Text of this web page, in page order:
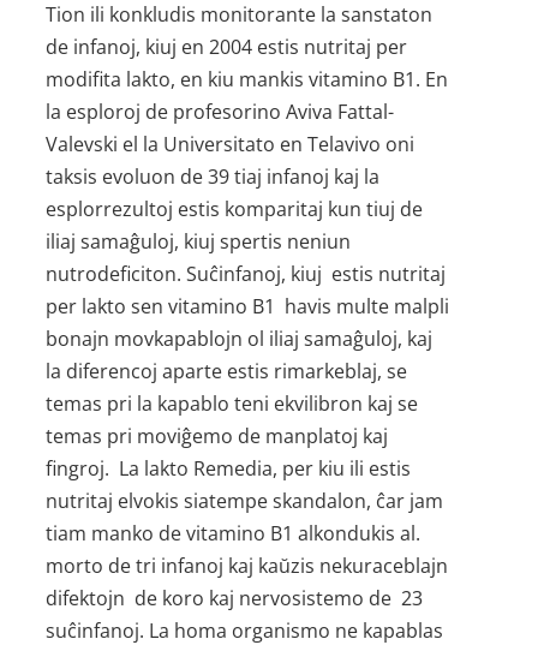
Tion ili konkludis monitorante la sanstaton
de infanoj, kiuj en 2004 estis nutritaj per
modifita lakto, en kiu mankis vitamino B1. En
la esploroj de profesorino Aviva Fattal-
Valevski el la Universitato en Telavivo oni
taksis evoluon de 39 tiaj infanoj kaj la
esplorrezultoj estis komparitaj kun tiuj de
iliaj samaĝuloj, kiuj spertis neniun
nutrodeficiton. Suĉinfanoj, kiuj estis nutritaj
per lakto sen vitamino B1 havis multe malpli
bonajn movkapablojn ol iliaj samaĝuloj, kaj
la diferencoj aparte estis rimarkeblaj, se
temas pri la kapablo teni ekvilibron kaj se
temas pri moviĝemo de manplatoj kaj
fingroj. La lakto Remedia, per kiu ili estis
nutritaj elvokis siatempe skandalon, ĉar jam
tiam manko de vitamino B1 alkondukis al.
morto de tri infanoj kaj kaŭzis nekuraceblajn
difektojn de koro kaj nervosistemo de 23
suĉinfanoj. La homa organismo ne kapablas